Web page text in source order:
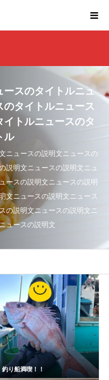
スのタイトルニュ
タイトルニュース
トルニュースのタ
ル
ニュースの説明文ニュースの
説明文ニュースの説明文ニュ
ースの説明文ニュースの説明
文ニュースの説明文ニュース
の説明文ニュースの説明文ニ
ュースの説明文
釣り船満喫！！